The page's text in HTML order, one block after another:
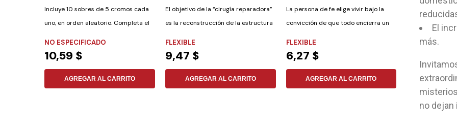
Incluye 10 sobres de 5 cromos cada
uno, en orden aleatorio. Completa el
NO ESPECIFICADO
10,59 $
AGREGAR AL CARRITO
El objetivo de la “cirugía reparadora”
es la reconstrucción de la estructura
FLEXIBLE
9,47 $
AGREGAR AL CARRITO
La persona de fe elige vivir bajo la
convicción de que todo encierra un
FLEXIBLE
6,27 $
AGREGAR AL CARRITO
FLEXIBLE
El
más.
no dejan